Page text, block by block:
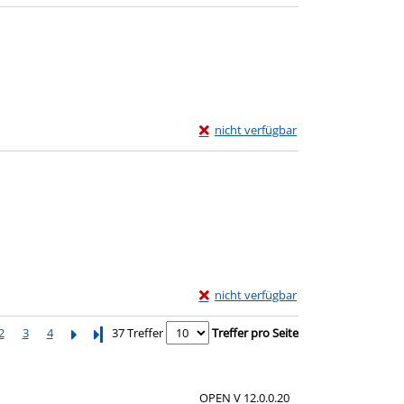
nicht verfügbar
Exemplar-Details von Die
nicht verfügbar
Exemplar-Details von Die Kunst des
3 4 Letzte Seite
37 Treffer
Treffer pro Seite
OPEN V 12.0.0.20